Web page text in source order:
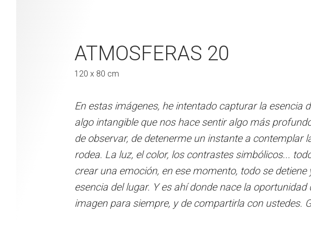
19
cm
imágenes, he intentado capturar la esencia del paisaje, ese
que nos hace sentir algo más profundo. Es el resultado
de detenerme un instante a contemplar la belleza que me
La luz, el color, los contrastes simbólicos... todo se combina para
una emoción, en ese momento, todo se detiene y solo queda la
del lugar. Y es ahí donde nace la oportunidad de llevarme esa
para siempre, y de compartirla con ustedes. Gracias
ATMOSFERAS
En estas imágenes, he
algo intangible que nos hace
de observar, de detenerme un
rodea. La luz, el color, los
crear una emoción, en ese
esencia del lugar. Y es ahí
imagen para siempre, y de
ATMOSFERAS 20
120 x 80 cm
En estas imágenes, he intentado capturar la esencia
algo intangible que nos hace sentir algo más
de observar, de detenerme un instante a contemplar
rodea. La luz, el color, los contrastes simbólicos...
crear una emoción, en ese momento, todo se detiene
esencia del lugar. Y es ahí donde nace la oportunidad
imagen para siempre, y de compartirla con ustedes.